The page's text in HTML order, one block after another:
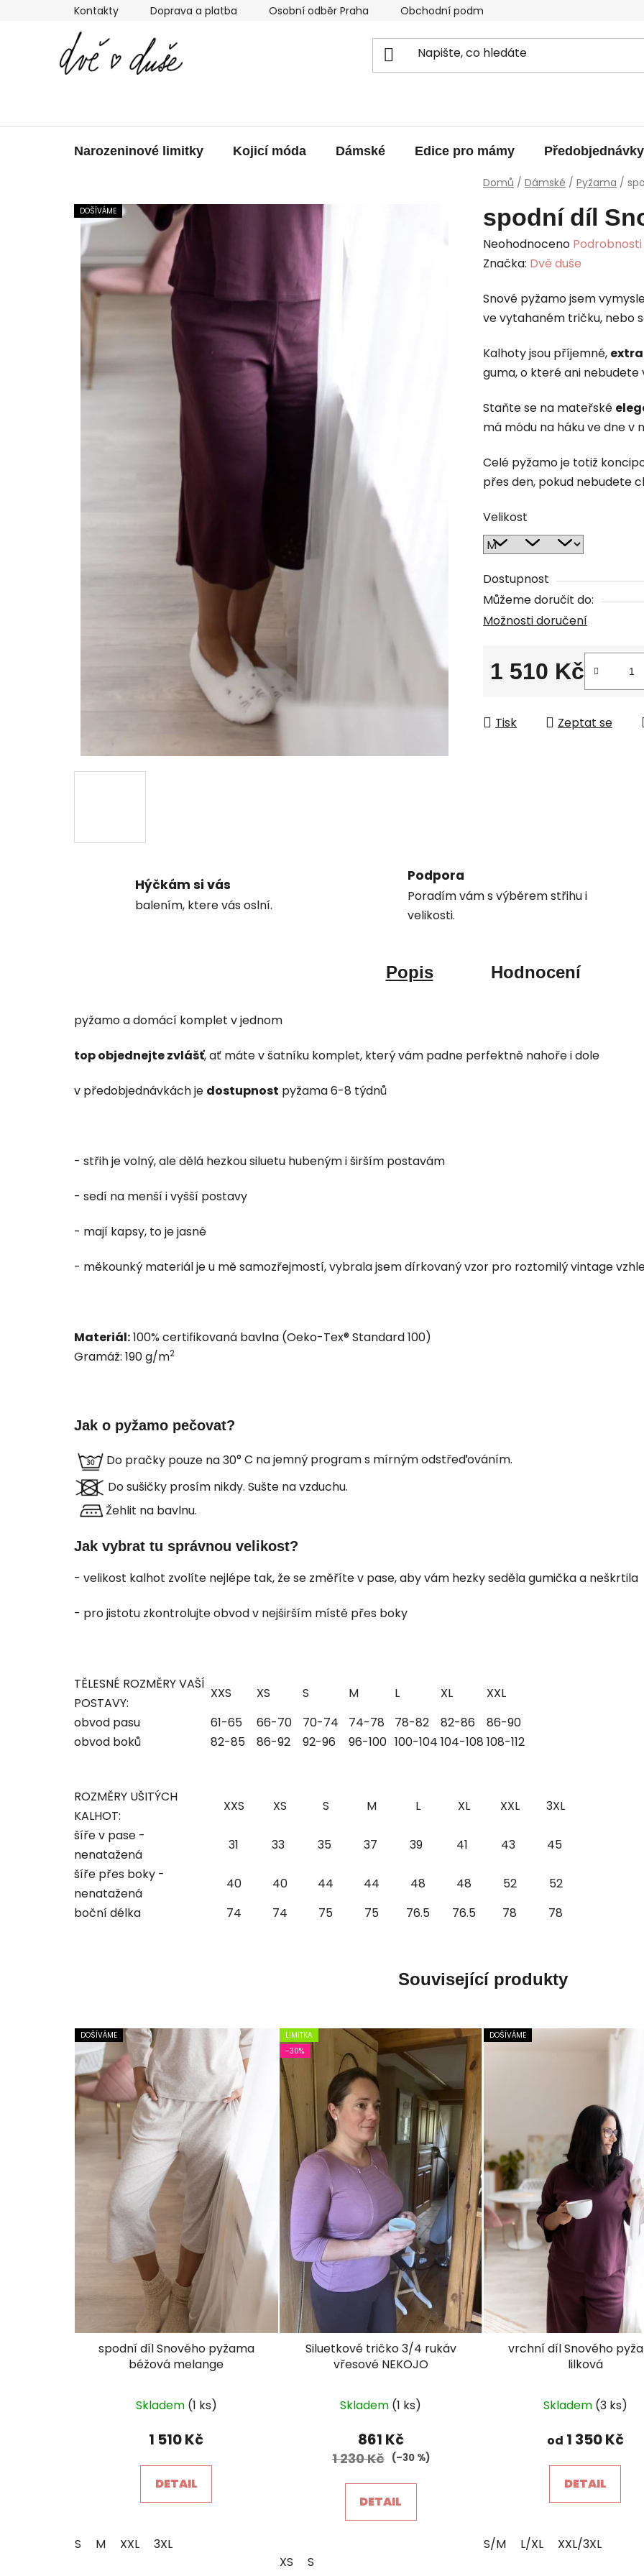
Kontakty Doprava a platba Osobní odběr Praha Obchodní podmínky
Narozeninové limitky Kojicí móda Dámské Edice pro mámy Předobjednávky
Domů / Dámské / Pyžama /
spodní díl
Průměrné
hodnocení
je
0,0
5
hvězdiček.
Neohodnoceno
Značka: Dvě duše
Snové pyžamo jsem
ve vytahaném tričku, nebo
Kalhoty jsou příjemné,
guma, o které ani nebudete
Staňte se na mateřské
má módu na háku ve dne v
Celé pyžamo je totiž
přes den, pokud nebudete
Velikost
Dostupnost
Můžeme doručit do:
Možnosti doručení
1 510 Kč
Tisk
Zeptat se
DOŠÍVÁME
Hýčkám si vás
balením, ktere vás oslní.
Podpora
Poradím vám s výběrem střihu i
velikosti.
Popis Hodnocení
pyžamo a domácí komplet v jednom
top objednejte zvlášť, ať máte v šatníku komplet, který vám padne perfektně nahoře i dole
v předobjednávkách je dostupnost pyžama 6-8 týdnů
- střih je volný, ale dělá hezkou siluetu hubeným i širším postavám
- sedí na menší i vyšší postavy
- mají kapsy, to je jasné
- měkounký materiál je u mě samozřejmostí, vybrala jsem dírkovaný vzor pro roztomilý vintage
Materiál:100% certifikovaná bavlna (Oeko-Tex® Standard 100)
Gramáž: 190 g/m2
Jak o pyžamo pečovat?
Do pračky pouze na 30° C na jemný program s mírným odstřeďováním.
Do sušičky prosím nikdy. Sušte na vzduchu.
Žehlit na bavlnu.
Jak vybrat tu správnou velikost?
- velikost kalhot zvolíte nejlépe tak, že se změříte v pase, aby vám hezky seděla gumička a neškrtila
- pro jistotu zkontrolujte obvod v nejširším místě přes boky
TĚLESNÉ ROZMĚRY VAŠÍ
POSTAVY:
XXS XS S M L XL
XXL
obvod pasu
61-65 66-70 70-74 74-78 78-82 82-86
86-90
obvod boků
82-85 86-92 92-96 96-100 100-104 104-108 108-112
ROZMĚRY UŠITÝCH
KALHOT:
XXS XS S M L XL XXL
3XL
šíře v pase -
nenatažená
31 33 35 37 39 41 43
45
šíře přes boky -
nenatažená
40 40 44 44 48 48 52
52
boční délka
74 74 75 75 76.5 76.5 78 78
Související produkty
DOŠÍVÁME
spodní díl Snového pyžama
béžová melange
hodnocení
produktu
5,0
z
Skladem (1 ks)
1 510 Kč
DETAIL
S M XXL 3XL
LIMITKA
-30%
Siluetkové tričko 3/4 rukáv
vřesové NEKOJO
Skladem (1 ks)
861 Kč
1 230 Kč (–30 %)
DETAIL
XS S
DOŠÍVÁME
vrchní díl Snového
lilková
Skladem (3 ks)
od 1 350 Kč
DETAIL
S/M L/XL XXL/3XL